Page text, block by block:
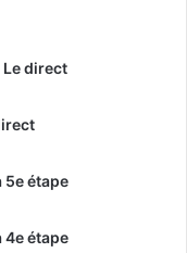
direct
5e étape
4e étape